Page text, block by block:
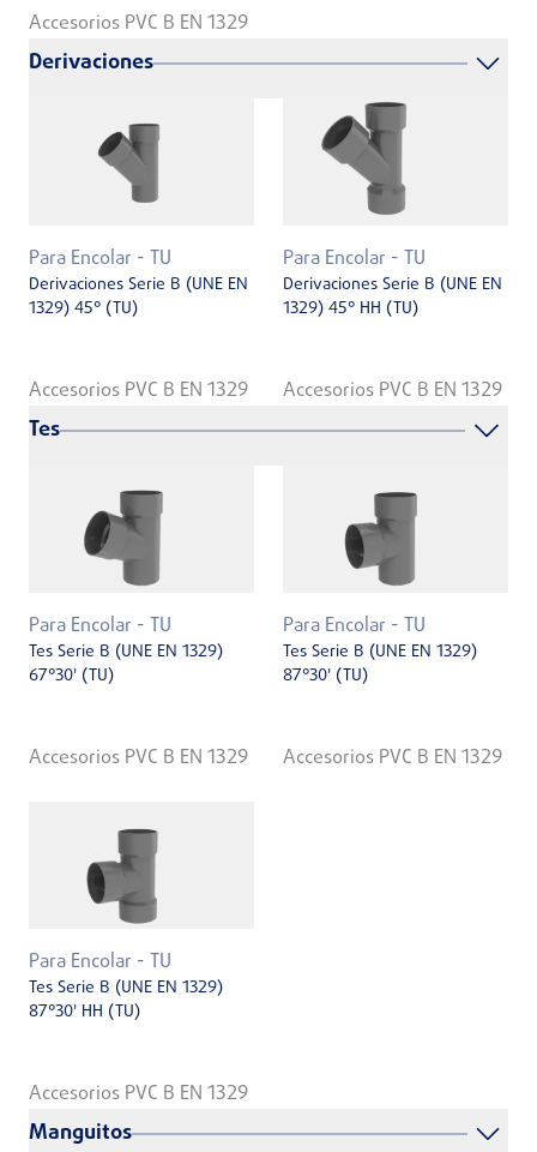
Accesorios PVC B EN 1329
Derivaciones
Para Encolar - TU
Derivaciones Serie B (UNE EN
1329) 45° (TU)
Accesorios PVC B EN 1329
Para Encolar - TU
Derivaciones Serie B (UNE EN
1329) 45° HH (TU)
Accesorios PVC B EN 1329
Tes
Para Encolar - TU
Tes Serie B (UNE EN 1329)
67°30' (TU)
Accesorios PVC B EN 1329
Para Encolar - TU
Tes Serie B (UNE EN 1329)
87°30' (TU)
Accesorios PVC B EN 1329
Para Encolar - TU
Tes Serie B (UNE EN 1329)
87°30' HH (TU)
Accesorios PVC B EN 1329
Manguitos